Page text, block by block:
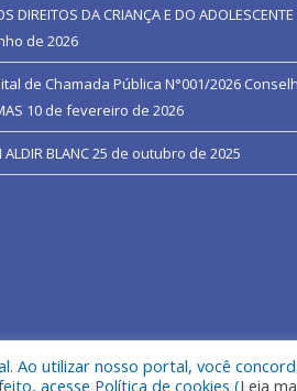
DIREITOS DA CRIANÇA E DO ADOLESCENTE
de 2026
de Chamada Pública N°001/2026
10 de fevereiro de 2026
ALDIR BLANC25 de outubro de 2025
Araguaia.
Ao utilizar nosso portal, você
acesse Política de cookies (Leia